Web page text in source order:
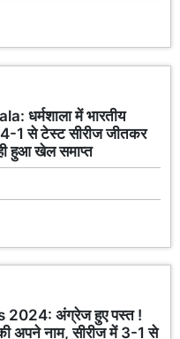
धर्मशाला में भारतीय
1 से टेस्ट सीरीज जीतकर
हुआ खेल समाप्त
अंग्रेज हुए पस्त !
अपने नाम, सीरीज में 3-1 से